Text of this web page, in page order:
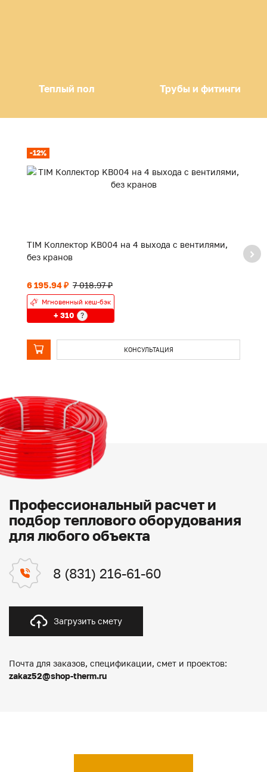
Теплый пол Трубы и фитинги
-12%
TIM Коллектор KB004 на 4 выхода с вентилями,
без кранов
6 195.94 ₽ 7 018.97 ₽
Мгновенный кеш-бэк
+ 310 ?
КОНСУЛЬТАЦИЯ
Профессиональный расчет и
подбор теплового оборудования
для любого объекта
8 (831) 216-61-60
Загрузить смету
Почта для заказов, спецификации, смет и проектов:
zakaz52@shop-therm.ru